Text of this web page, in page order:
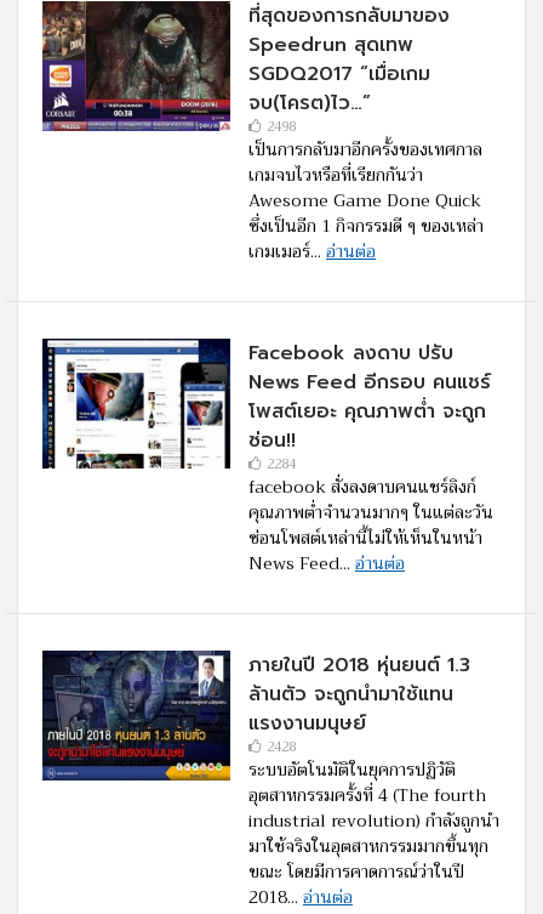
ที่สุดของการกลับมาของ
Speedrun สุดเทพ
SGDQ2017 “เมื่อเกม
จบ(โครต)ไว…”
2498
เป็นการกลับมาอีกครั้งของเทศกาล
เกมจบไวหรือที่เรียกกันว่า
Awesome Game Done Quick
ซึ่งเป็นอีก 1 กิจกรรมดี ๆ ของเหล่า
เกมเมอร์... อ่านต่อ
Facebook ลงดาบ ปรับ
News Feed อีกรอบ คนแชร์
โพสต์เยอะ คุณภาพต่ำ จะถูก
ซ่อน!!
2284
facebook สั่งลงดาบคนแชร์ลิงก์
คุณภาพต่ำจำนวนมากๆ ในแต่ละวัน
ซ่อนโพสต์เหล่านี้ไม่ให้เห็นในหน้า
News Feed... อ่านต่อ
ภายในปี 2018 หุ่นยนต์ 1.3
ล้านตัว จะถูกนำมาใช้แทน
แรงงานมนุษย์
2428
ระบบอัตโนมัติในยุคการปฏิวัติ
อุตสาหกรรมครั้งที่ 4 (The fourth
industrial revolution) กำลังถูกนำ
มาใช้จริงในอุตสาหกรรมมากขึ้นทุก
ขณะ โดยมีการคาดการณ์ว่าในปี
2018... อ่านต่อ